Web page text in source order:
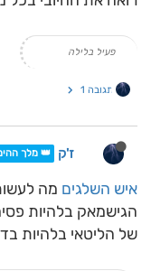
פעיל בלילה
תגובה 1
ז'ק 👑 מלך
איש השלגים מה
הגישמאק בלהיות
של הליטאי בלהיות